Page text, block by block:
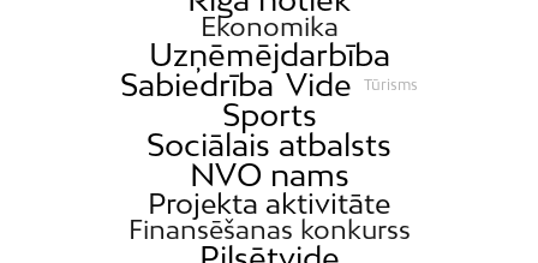
Ekonomika
Uzņēmējdarbība
Sabiedrība Vide Tūrisms
Sports
Sociālais atbalsts
NVO nams
Projekta aktivitāte
Finansēšanas konkurss